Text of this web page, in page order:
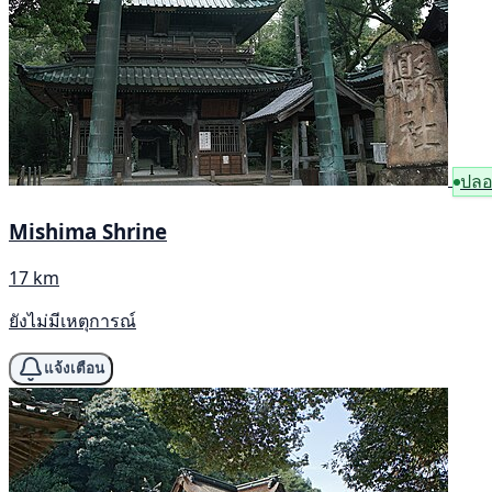
ปล
Mishima Shrine
17 km
ยังไม่มีเหตุการณ์
แจ้งเตือน